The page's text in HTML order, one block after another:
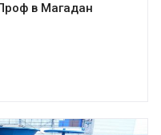
в Магадан